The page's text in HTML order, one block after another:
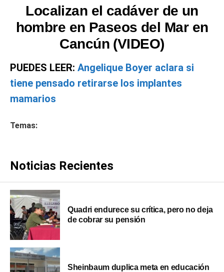
Localizan el cadáver de un
hombre en Paseos del Mar en
Cancún (VIDEO)
PUEDES LEER: Angelique Boyer aclara si
tiene pensado retirarse los implantes
mamarios
Temas:
Noticias Recientes
Quadri endurece su crítica, pero no deja
de cobrar su pensión
Sheinbaum duplica meta en educación